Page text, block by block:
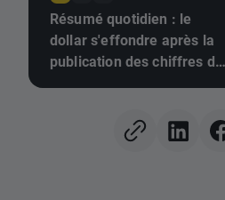
Résumé quotidien : le
dollar s'effondre après la
publication des chiffres de